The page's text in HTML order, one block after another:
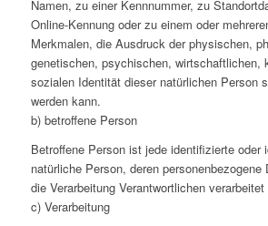
Namen, zu einer Kennnummer, zu
Online-Kennung oder zu einem oder
Merkmalen, die Ausdruck der physischen,
genetischen, psychischen, wirtschaftlichen,
sozialen Identität dieser natürlichen Person
werden kann.
b) betroffene Person
Betroffene Person ist jede identifizierte oder
natürliche Person, deren personenbezogene
die Verarbeitung Verantwortlichen verarbeitet
c) Verarbeitung